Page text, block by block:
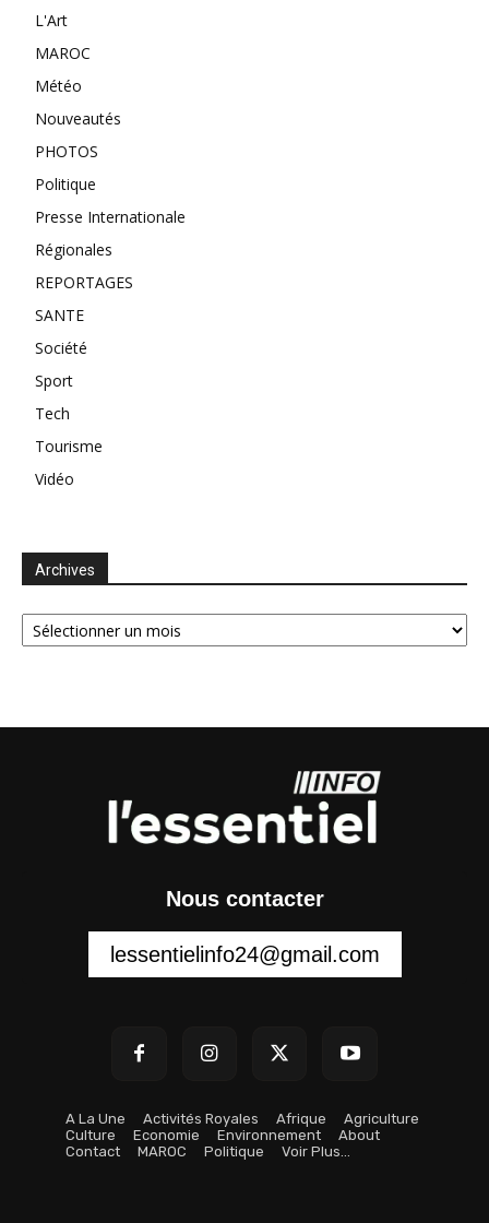
L'Art
MAROC
Météo
Nouveautés
PHOTOS
Politique
Presse Internationale
Régionales
REPORTAGES
SANTE
Société
Sport
Tech
Tourisme
Vidéo
Archives
Archives
Nous contacter
lessentielinfo24@gmail.com
A La Une Activités Royales Afrique
Agriculture
Culture
Economie Environnement
About
Contact
MAROC Politique Voir Plus…